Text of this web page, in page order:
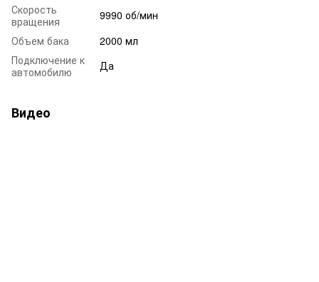
Скорость
вращения
9990 об/мин
Объем бака
2000 мл
Подключение к
автомобилю
Да
Видео